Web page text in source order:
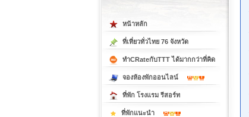
หน้าหลัก
ที่เที่ยวทั่วไทย 76 จังหวัด
ทำCRateกับTTT ได้มากกว่าที่คิด
จองห้องพักออนไลน์
ที่พัก โรงแรม รีสอร์ท
ที่พักแนะนำ